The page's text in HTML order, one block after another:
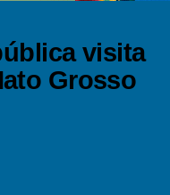
visita
Grosso